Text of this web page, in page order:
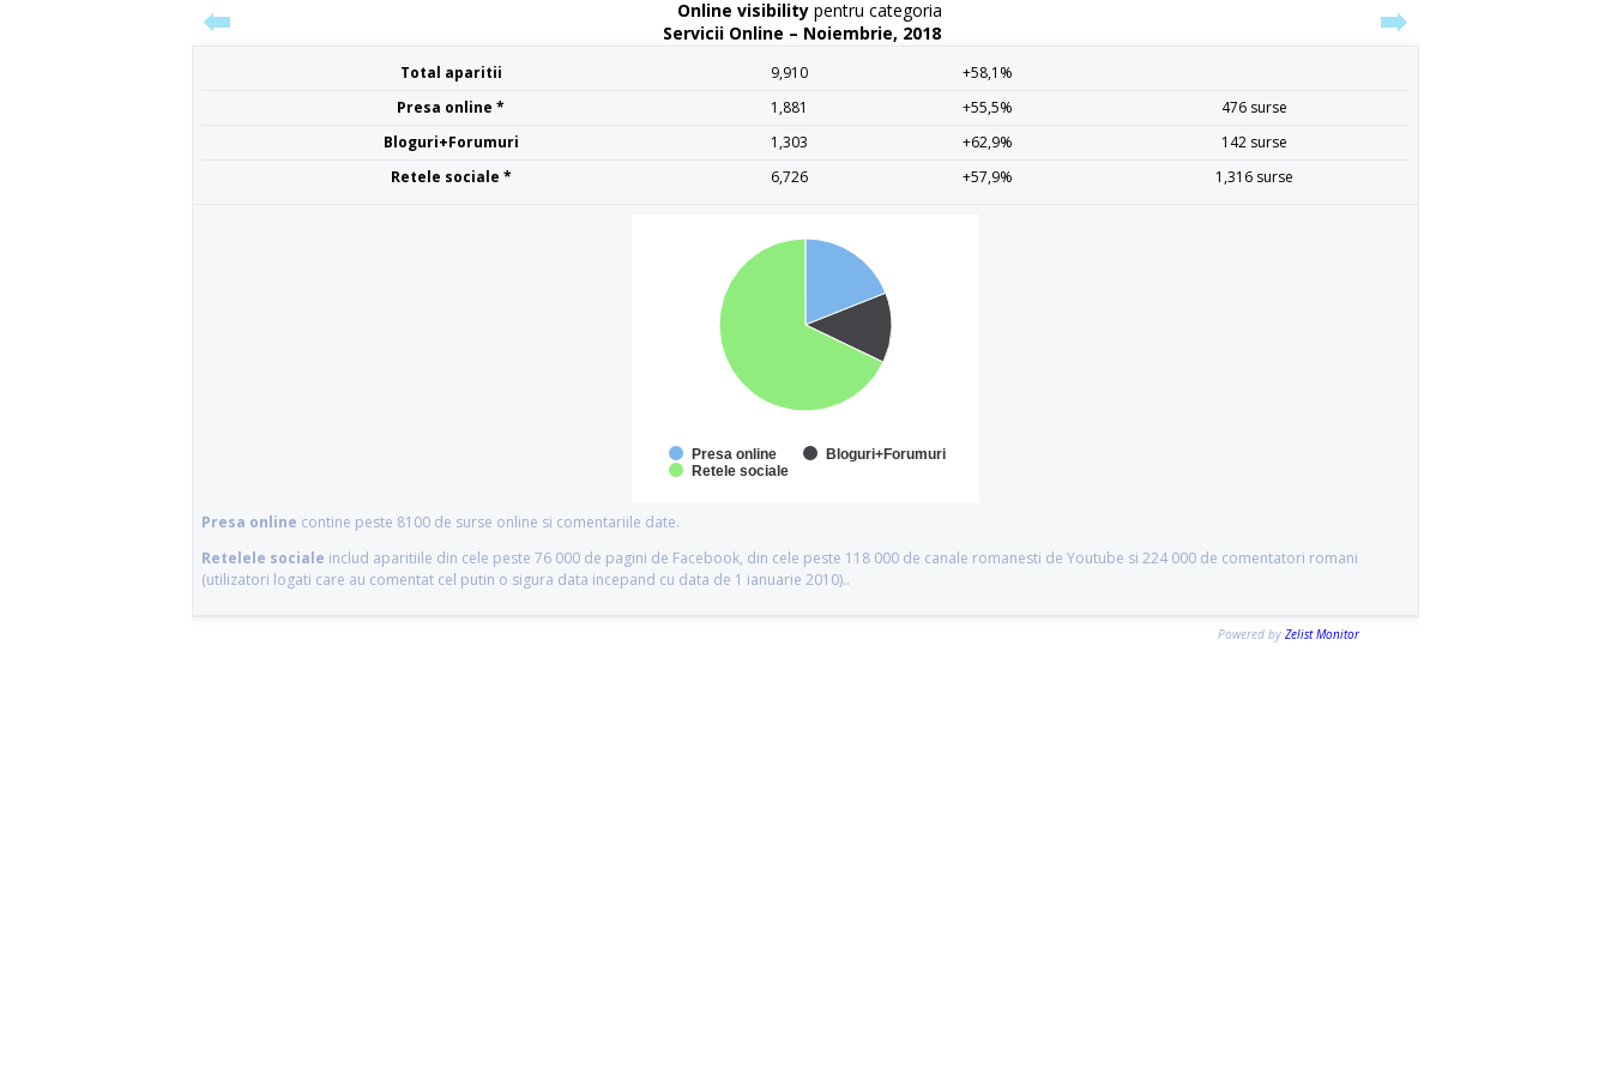
Online visibilitypentru categoria
Servicii Online – Noiembrie, 2018
Total aparitii 9,910
+58,1%
Presa online *
1,881 +55,5%
476 surse
Bloguri+Forumuri
1,303 +62,9%
142 surse
Retele sociale *
6,726 +57,9% 1,316 surse
Presa online
Bloguri+Forumuri
Retele sociale
Presa online contine peste 8100 de surse online si comentariile date.
Retelele sociale includ aparitiile din cele peste 76 000 de pagini de Facebook, din cele peste 118 000 de canale romanesti de Youtube si 224 000 de comentatori romani
(utilizatori logati care au comentat cel putin o sigura data incepand cu data de 1 ianuarie 2010)..
Powered by Zelist Monitor